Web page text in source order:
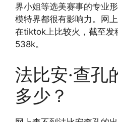
界小姐等选美赛事的专业
模特界都很有影响力。网
在tiktok上比较火，截至
538k。
法比安·查孔
多少？